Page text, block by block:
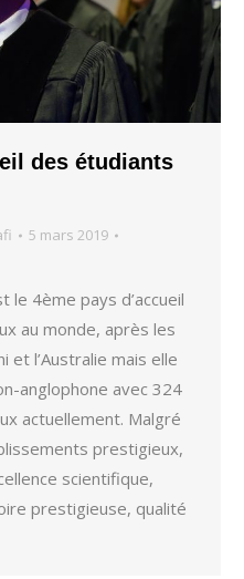
des étudiants
5 mars 2019
le 4ème pays d’accueil
au monde, après les
et l’Australie mais elle
anglophone avec 324
actuellement. Malgré
prestigieux,
scientifique,
prestigieuse, qualité